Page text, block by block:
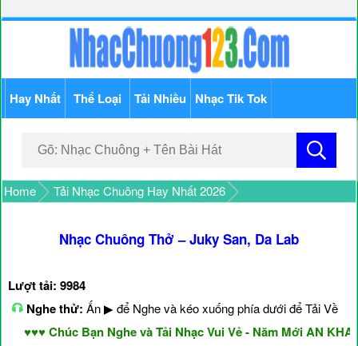
Hay Nhất Thể Loại Tải Nhiều Nhạc Tik Tok
Home Tải Nhạc Chuông Hay Nhất 2026
Nhạc Chuông Thở – Juky San, Da Lab
Lượt tải: 9984
Nghe thử: Ấn ▶ để Nghe và kéo xuống phía dưới để Tải Về
♥♥♥ Chúc Bạn Nghe và Tải Nhạc Vui Vẻ - Năm Mới AN